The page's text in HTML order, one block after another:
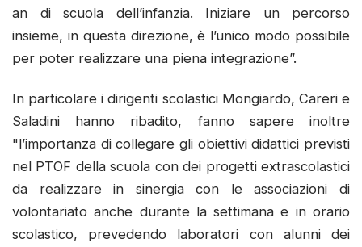
an di scuola dell’infanzia. Iniziare un percorso
insieme, in questa direzione, è l’unico modo possibile
per poter realizzare una piena integrazione”.
In particolare i dirigenti scolastici Mongiardo, Careri e
Saladini hanno ribadito, fanno sapere inoltre
"l’importanza di collegare gli obiettivi didattici previsti
nel PTOF della scuola con dei progetti extrascolastici
da realizzare in sinergia con le associazioni di
volontariato anche durante la settimana e in orario
scolastico, prevedendo laboratori con alunni dei